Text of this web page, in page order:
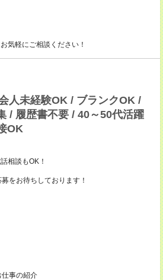
軽にご相談ください！
人未経験OK / ブランクOK /
/ 履歴書不要 / 40～50代活躍
OK
相談もOK！
をお待ちしております！
事の紹介